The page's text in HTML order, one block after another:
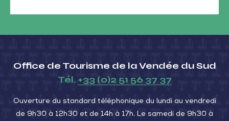
Office de Tourisme de la Vendée du Sud
Tél. +33 (0)2 51 56 37 37
Ouverture du standard téléphonique du lundi au vendredi
de 9h30 à 12h30 et de 14h à 17h. Le samedi de 9h30 à